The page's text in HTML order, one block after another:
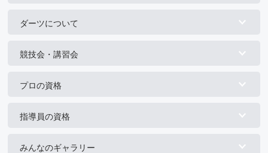
ダーツについて
競技会・講習会
プロの資格
指導員の資格
みんなのギャラリー